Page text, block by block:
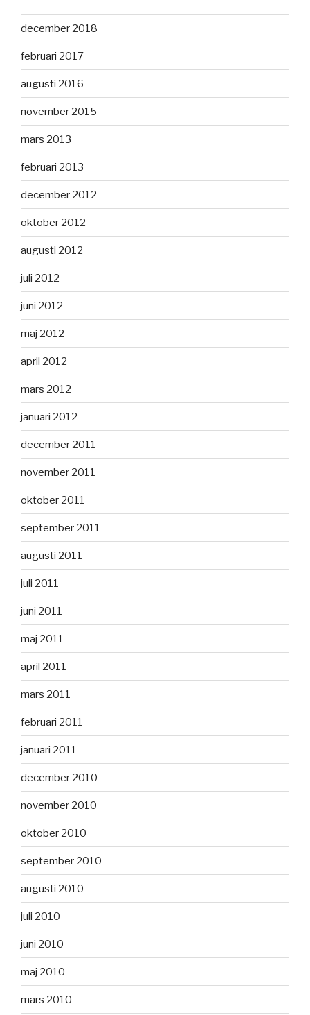
december 2018
februari 2017
augusti 2016
november 2015
mars 2013
februari 2013
december 2012
oktober 2012
augusti 2012
juli 2012
juni 2012
maj 2012
april 2012
mars 2012
januari 2012
december 2011
november 2011
oktober 2011
september 2011
augusti 2011
juli 2011
juni 2011
maj 2011
april 2011
mars 2011
februari 2011
januari 2011
december 2010
november 2010
oktober 2010
september 2010
augusti 2010
juli 2010
juni 2010
maj 2010
mars 2010